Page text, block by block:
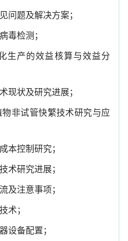
问题及解决方案；
毒检测；
生产的效益核算与效益分
现状及研究进展；
非试管快繁技术研究与应
本控制研究；
术研究进展；
及注意事项；
术；
设备配置；